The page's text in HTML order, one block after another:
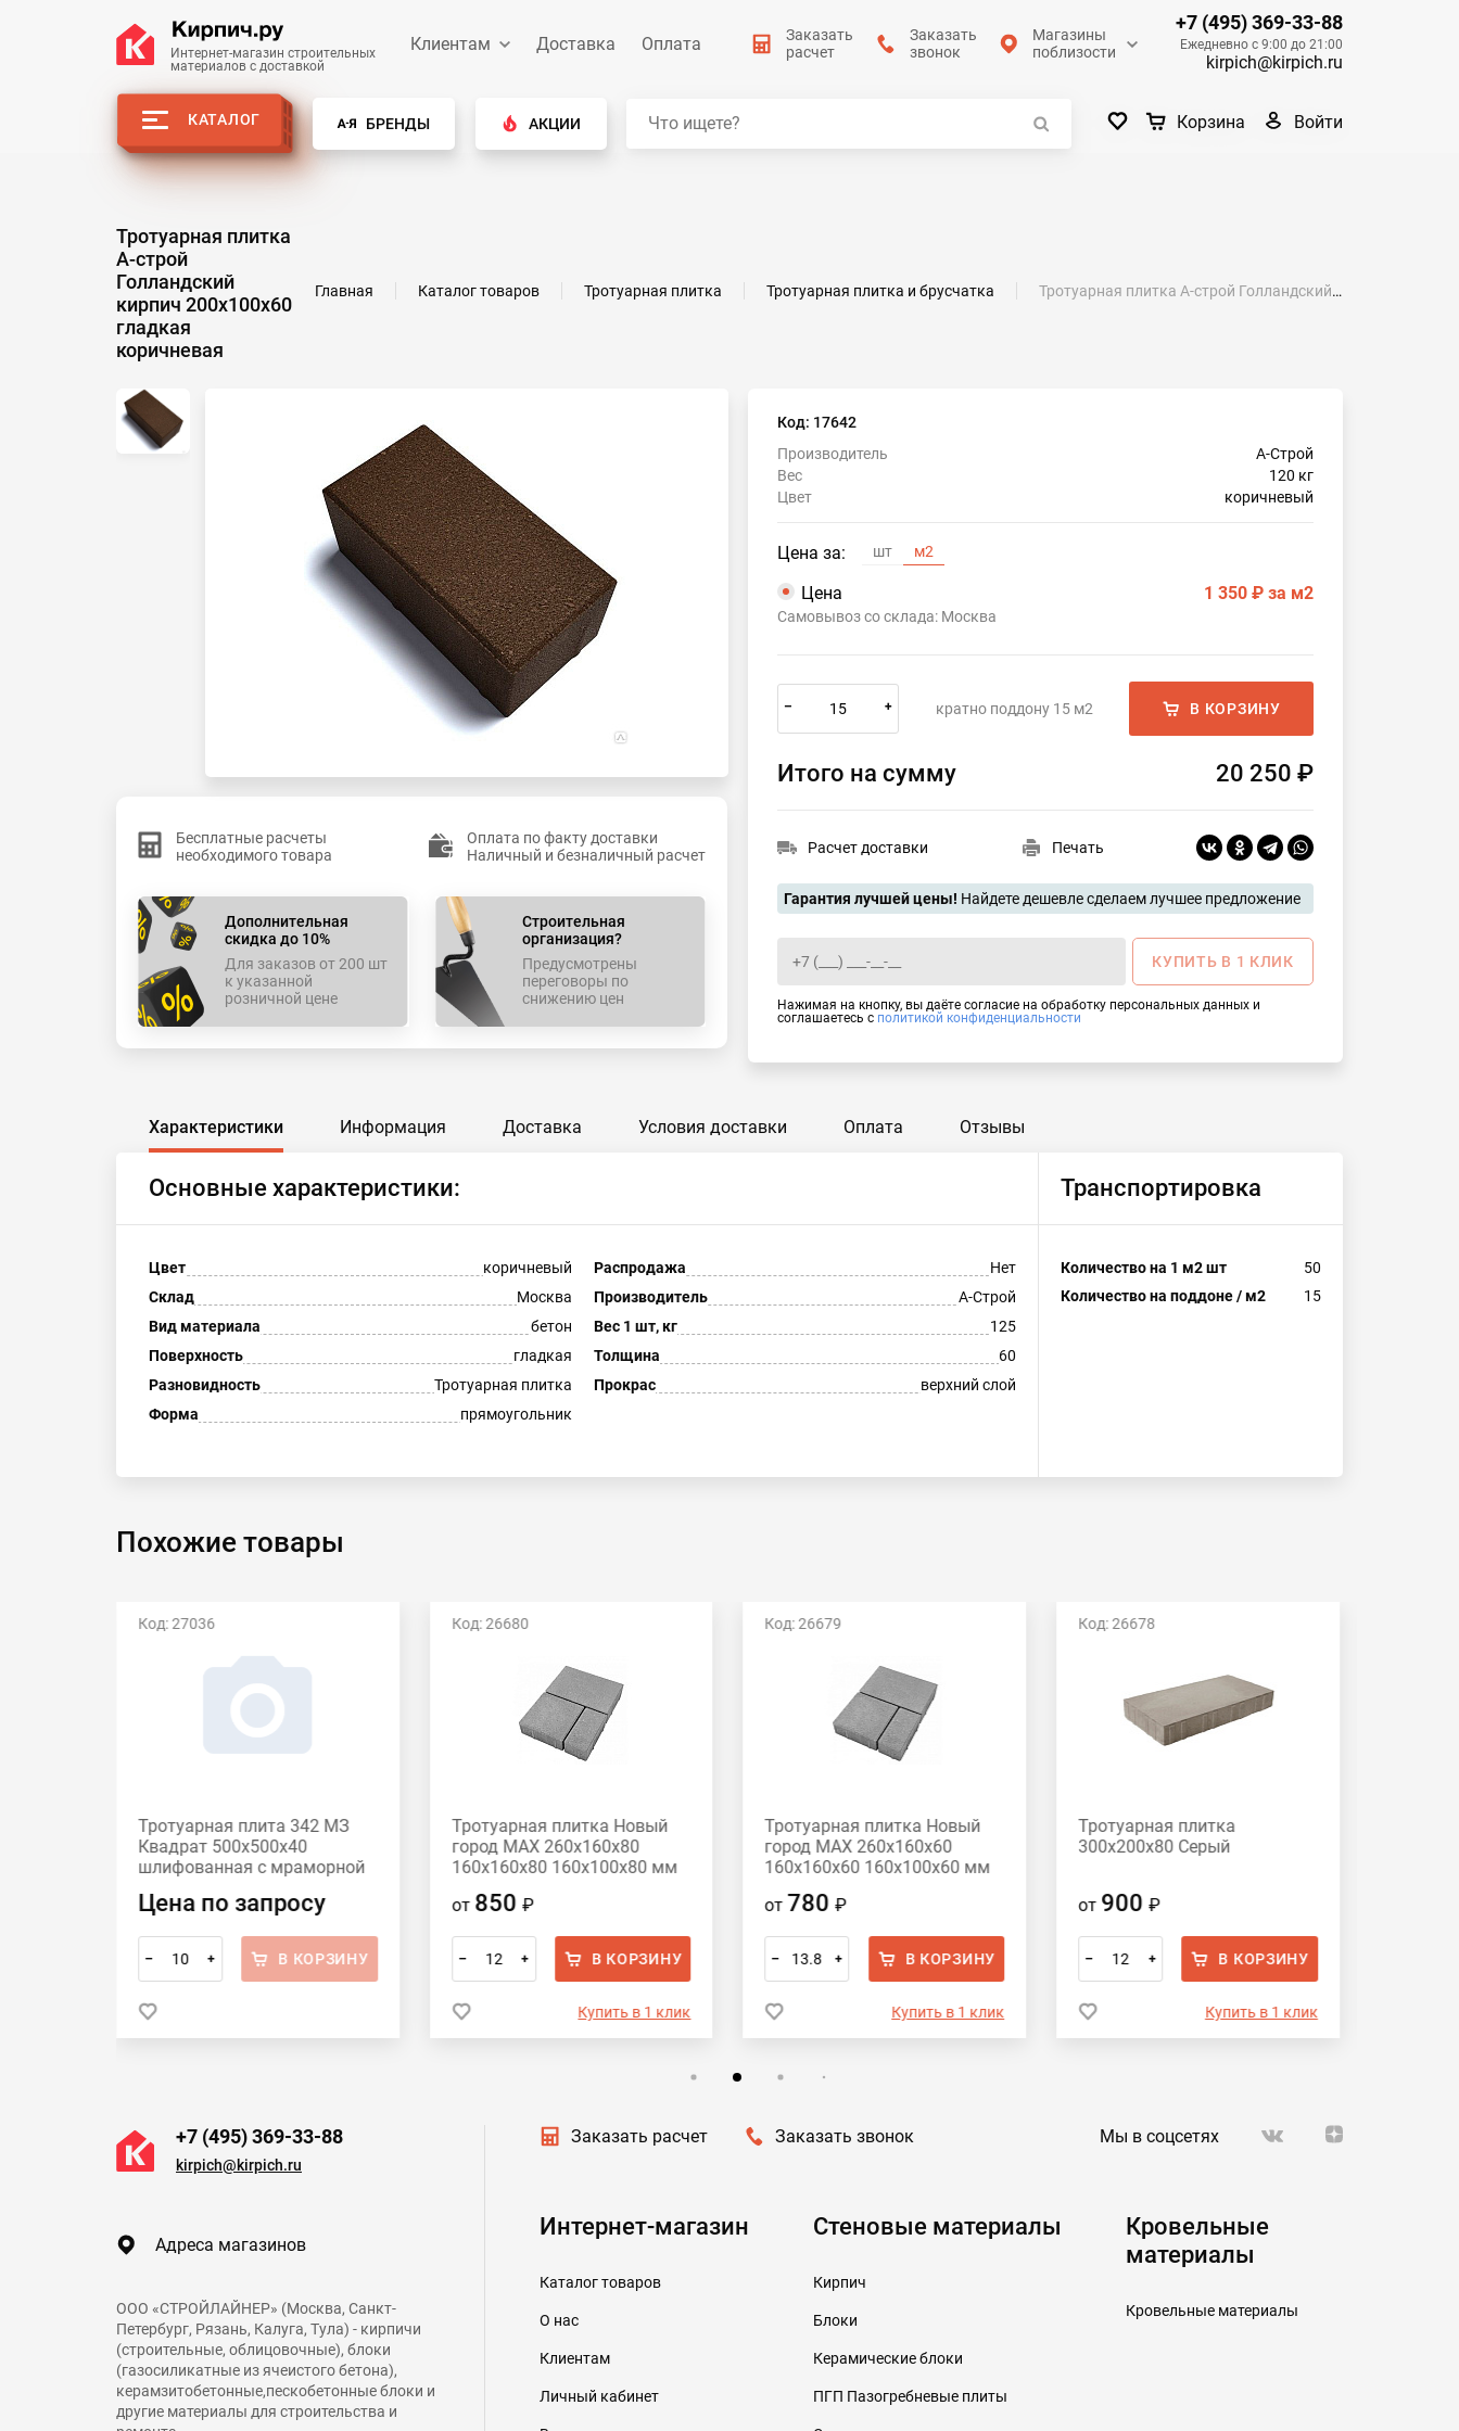
Интернет-магазин строительных
материалов с доставкой
Клиентам Доставка Оплата
Заказать
расчет
Заказать
звонок
Магазины
поблизости
+7 (495) 369-33-88
Ежедневно с 9:00 до 21:00
kirpich@kirpich.ru
КАТАЛОГ БРЕНДЫ АКЦИИ Корзина Войти
Тротуарная плитка
А-строй
Голландский
кирпич 200x100х60
гладкая
коричневая
Главная Каталог товаров Тротуарная плитка Тротуарная плитка и брусчатка Тротуарная плитка А-строй Голландский кирпич 200x100х60 гладкая коричневая
Бесплатные расчеты
необходимого товара
Оплата по факту доставки
Наличный и безналичный расчет
Дополнительная
скидка до 10%
Для заказов от 200 шт
к указанной
розничной цене
Строительная
организация?
Предусмотрены
переговоры по
снижению цен
Код: 17642
Производитель
А-Строй
Вес
120 кг
Цвет
коричневый
Цена за: шт м2
Цена 1 350 ₽ за м2
Самовывоз со склада: Москва
– + кратно поддону 15 м2 В КОРЗИНУ
Итого на сумму 20 250 ₽
Расчет доставки Печать
Гарантия лучшей цены! Найдете дешевле сделаем лучшее предложение
КУПИТЬ В 1 КЛИК
Нажимая на кнопку, вы даёте согласие на обработку персональных данных и
соглашаетесь с политикой конфиденциальности
Характеристики Информация Доставка Условия доставки Оплата Отзывы
Основные характеристики:
Цвет коричневый Распродажа
Нет
Склад
Москва Производитель
А-Строй
Вид материала
бетон Вес 1 шт, кг
125
Поверхность
гладкая Толщина
60
Разновидность
Тротуарная плитка Прокрас
верхний слой
Форма
прямоугольник
Транспортировка
Количество на 1 м2 шт
50
Количество на поддоне / м2
15
Похожие товары
Есть видеоКод: 27036
Тротуарная плита 342 МЗ
Квадрат 500x500х40
шлифованная с мраморной
Цена по запросу
– + В КОРЗИНУ
Код: 26680
Тротуарная плитка Новый
город MAX 260х160х80
160х160х80 160х100х80 мм
от 850 ₽
– + В КОРЗИНУ
Купить в 1 клик
Код: 26679
Тротуарная плитка Новый
город MAX 260х160х60
160х160х60 160х100х60 мм
от 780₽
– + В КОРЗИНУ
Купить в 1 клик
Код: 26678
Тротуарная плитка
300х200х80 Серый
от 900₽
– + В КОРЗИНУ
Купить в 1 клик
+7 (495) 369-33-88
kirpich@kirpich.ru
Адреса магазинов
ООО «СТРОЙЛАЙНЕР» (Москва, Санкт-
Петербург, Рязань, Калуга, Тула) - кирпичи
(строительные, облицовочные), блоки
(газосиликатные из ячеистого бетона),
керамзитобетонные,пескобетонные блоки и
другие материалы для строительства и
Заказать расчет Заказать звонок Мы в соцсетях
Интернет-магазин
Каталог товаров
О нас
Клиентам
Личный кабинет
Стеновые материалы
Кирпич
Блоки
Керамические блоки
ПГП Пазогребневые плиты
Кровельные
материалы
Кровельные материалы